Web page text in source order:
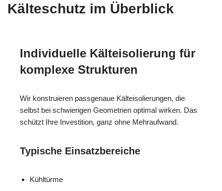
Kälteschutz im Überblick
Individuelle Kälteisolierung für
komplexe Strukturen
Wir konstruieren passgenaue Kälteisolierungen, die
selbst bei schwierigen Geometrien optimal wirken. Das
schützt Ihre Investition, ganz ohne Mehraufwand.
Typische Einsatzbereiche
Kühltürme